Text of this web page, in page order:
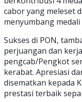
cabor yang meleset
menyumbang medali
Sukses di PON,
perjuangan dan
pengcab/Pengkot
kerabat. Apresiasi
disematkan kepada
prestasi terbaik